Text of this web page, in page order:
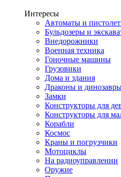
Интересы
Автоматы и
Бульдозеры и
Внедорожники
Военная техника
Гоночные машины
Грузовики
Дома и здания
Драконы и
Замки
Конструкторы для
Конструкторы для
Корабли
Космос
Краны и погрузчики
Мотоциклы
На радиоуправлении
Оружие